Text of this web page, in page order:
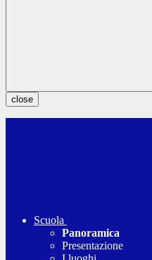
close
Scuola
Panoramica
Presentazione